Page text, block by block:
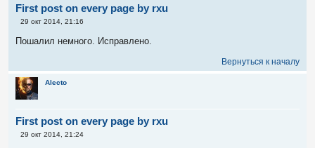
First post on every page by rxu
С
о
б
н
и
е
29 окт 2014, 21:16
Пошалил немного. Исправлено.
Вернуться к началу
Alecto
First post on every page by rxu
С
29 окт 2014, 21:24